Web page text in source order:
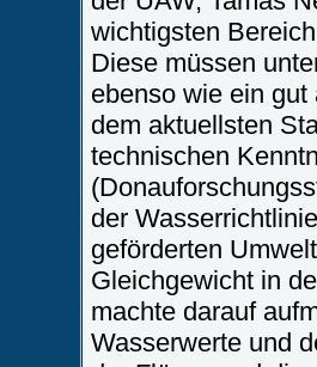
wichtigsten
Diese müssen
ebenso wie ein
dem aktuellsten
technischen
der
geförderten
Gleichgewicht in
machte darauf
Wasserwerte und